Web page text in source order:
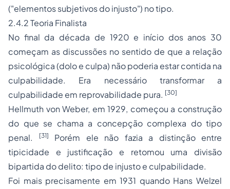
("elementos subjetivos do injusto") no tipo.
2.4.2 Teoria Finalista
No final da década de 1920 e início dos anos 30
começam as discussões no sentido de que a relação
psicológica (dolo e culpa) não poderia estar contida na
culpabilidade. Era necessário transformar a
culpabilidade em reprovabilidade pura. [30]
Hellmuth von Weber, em 1929, começou a construção
do que se chama a concepção complexa do tipo
penal.
[31]
Porém ele não fazia a distinção entre
tipicidade e justificação e retomou uma divisão
bipartida do delito: tipo de injusto e culpabilidade.
Foi mais precisamente em 1931 quando Hans Welzel